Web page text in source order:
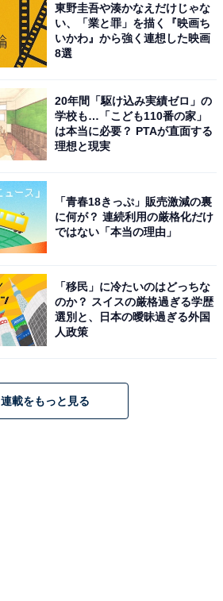
東野圭吾や湊かなえだけじゃな
い、「業と罪」を描く『映画ち
いかわ』から強く連想した映画
8選
20年間「駆け込み実績ゼロ」の
学校も…「こども110番の家」
は本当に必要？ PTAが直面する
理想と現実
「青春18きっぷ」販売激減の裏
に何が？ 連続利用の厳格化だけ
ではない「本当の理由」
「移民」に冷たいのはどっちな
のか？ スイスの厳格過ぎる学歴
選別と、日本の曖昧過ぎる外国
人政策
連載をもっと見る